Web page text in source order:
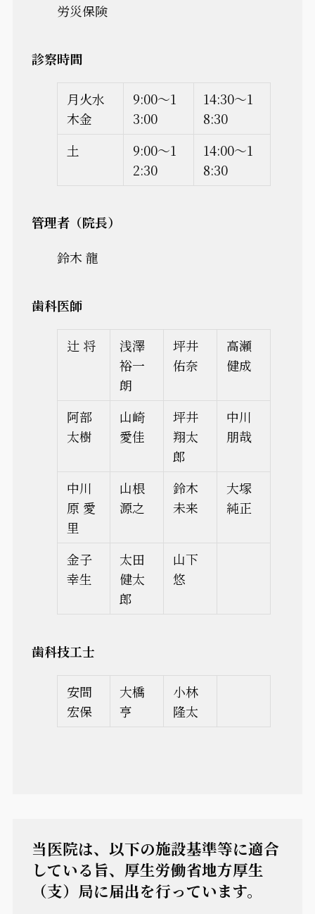
労災保険
診察時間
月火水
木金
9:00～1
3:00
14:30～1
8:30
土
9:00～1
2:30
14:00～1
8:30
管理者（院長）
鈴木 龍
歯科医師
辻 将
浅澤
裕一
朗
坪井
佑奈
高瀬
健成
阿部
太樹
山崎
愛佳
坪井
翔太
郎
中川
朋哉
中川
原 愛
里
山根
源之
鈴木
未来
大塚
純正
金子
幸生
太田
健太
郎
山下
悠
歯科技工士
安間
宏保
大橋
亨
小林
隆太
当医院は、以下の施設基準等に適合
している旨、厚生労働省地方厚生
（支）局に届出を行っています。